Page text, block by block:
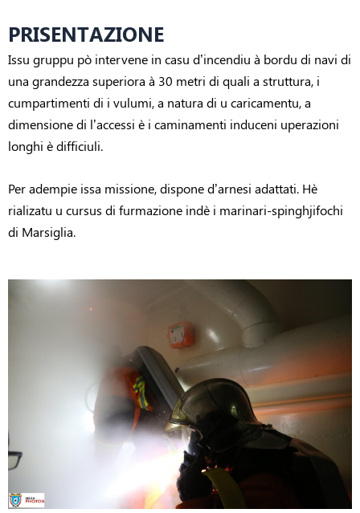
PRISENTAZIONE
Issu gruppu pò intervene in casu d’incendiu à bordu di navi di
una grandezza superiora à 30 metri di quali a struttura, i
cumpartimenti di i vulumi, a natura di u caricamentu, a
dimensione di l’accessi è i caminamenti induceni uperazioni
longhi è difficiuli.
Per adempie issa missione, dispone d’arnesi adattati. Hè
rializatu u cursus di furmazione indè i marinari-spinghjifochi
di Marsiglia.